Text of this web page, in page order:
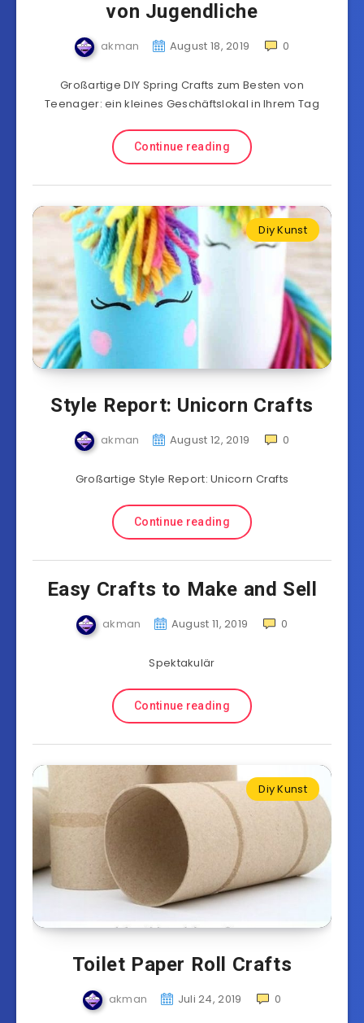
von Jugendliche
akman August 18, 2019 0
Großartige DIY Spring Crafts zum Besten von
Teenager: ein kleines Geschäftslokal in Ihrem Tag
Continue reading
Diy Kunst
Style Report: Unicorn Crafts
akman August 12, 2019 0
Großartige Style Report: Unicorn Crafts
Continue reading
Easy Crafts to Make and Sell
akman August 11, 2019 0
Spektakulär
Continue reading
Diy Kunst
Toilet Paper Roll Crafts
akman Juli 24, 2019 0